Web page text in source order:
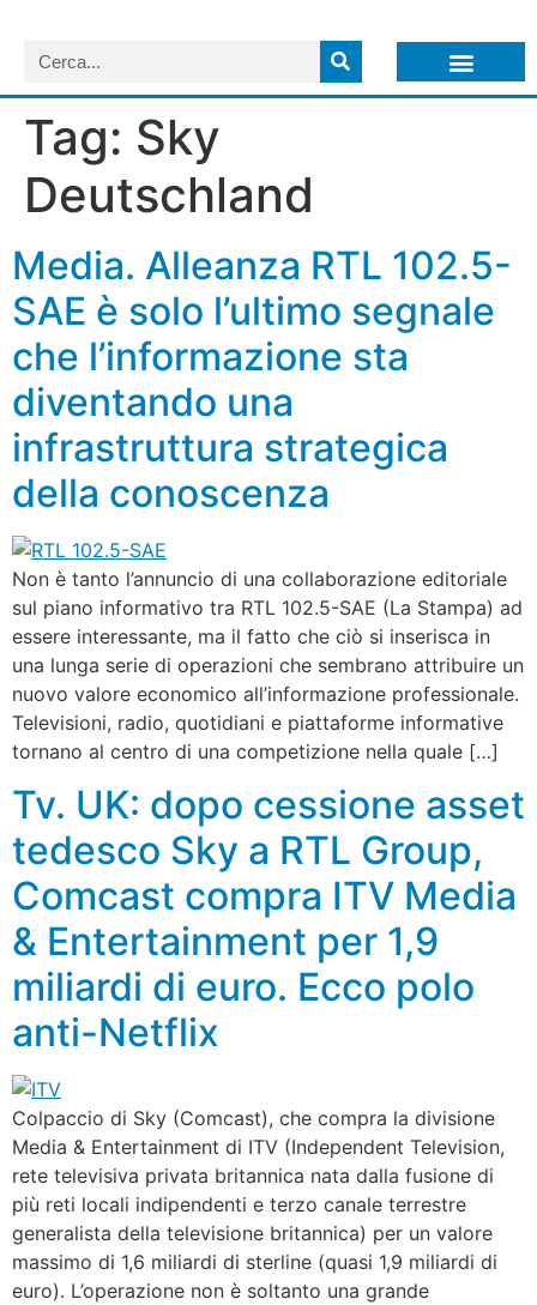
Tag: Sky
Deutschland
Media. Alleanza RTL 102.5-
SAE è solo l’ultimo segnale
che l’informazione sta
diventando una
infrastruttura strategica
della conoscenza
Non è tanto l’annuncio di una collaborazione editoriale
sul piano informativo tra RTL 102.5-SAE (La Stampa) ad
essere interessante, ma il fatto che ciò si inserisca in
una lunga serie di operazioni che sembrano attribuire un
nuovo valore economico all’informazione professionale.
Televisioni, radio, quotidiani e piattaforme informative
tornano al centro di una competizione nella quale […]
Tv. UK: dopo cessione asset
tedesco Sky a RTL Group,
Comcast compra ITV Media
& Entertainment per 1,9
miliardi di euro. Ecco polo
anti-Netflix
Colpaccio di Sky (Comcast), che compra la divisione
Media & Entertainment di ITV (Independent Television,
rete televisiva privata britannica nata dalla fusione di
più reti locali indipendenti e terzo canale terrestre
generalista della televisione britannica) per un valore
massimo di 1,6 miliardi di sterline (quasi 1,9 miliardi di
euro). L’operazione non è soltanto una grande